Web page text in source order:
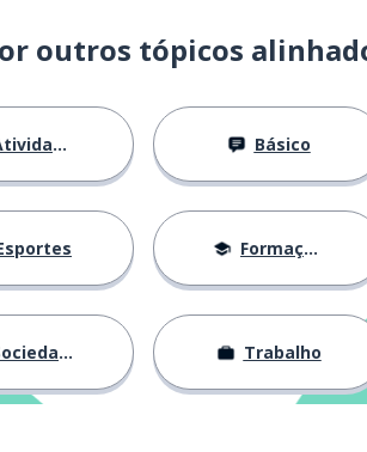
outros tópicos
Básico
Formação
Trabalho